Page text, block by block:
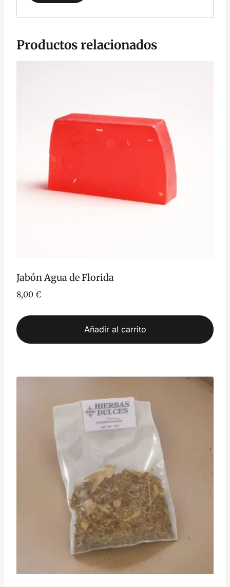
Productos relacionados
Jabón Agua de Florida
8,00 €
Añadir al carrito